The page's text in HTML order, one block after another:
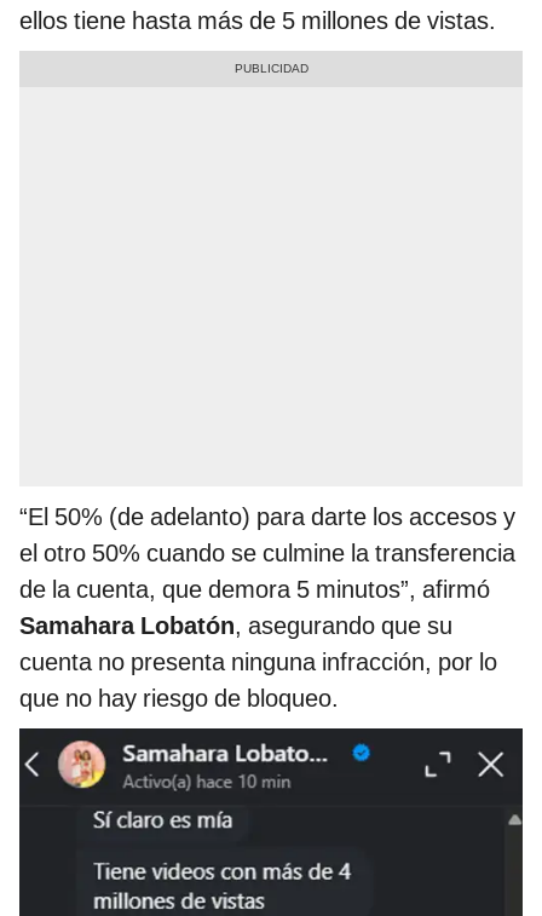
ellos tiene hasta más de 5 millones de vistas.
“El 50% (de adelanto) para darte los accesos y
el otro 50% cuando se culmine la transferencia
de la cuenta, que demora 5 minutos”, afirmó
Samahara Lobatón, asegurando que su
cuenta no presenta ninguna infracción, por lo
que no hay riesgo de bloqueo.